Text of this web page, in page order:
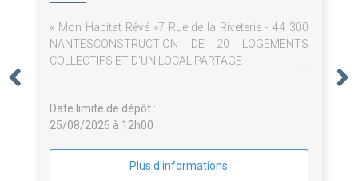
« Mon Habitat Rêvé »7 Rue de la Riveterie - 44 300
NANTESCONSTRUCTION DE 20 LOGEMENTS
COLLECTIFS ET D'UN LOCAL PARTAGE
Date limite de dépôt :
25/08/2026 à 12h00
Plus d'informations